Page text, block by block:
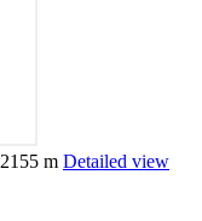
2155 m Detailed view